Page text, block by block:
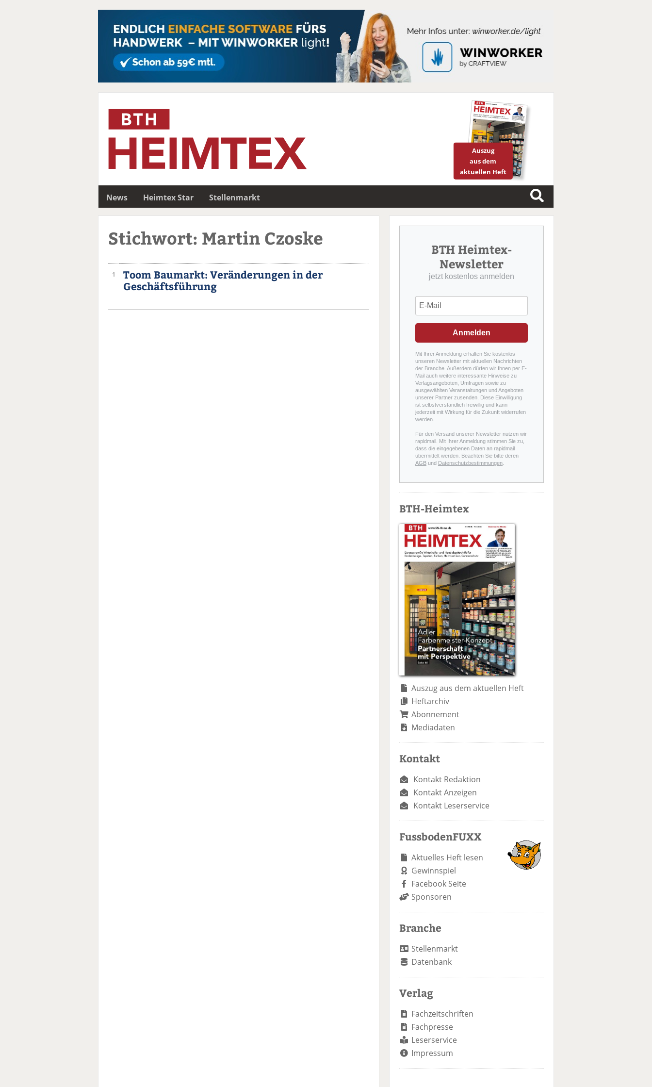
Auszug
aus dem
aktuellen Heft
News Heimtex Star
Stellenmarkt
S
u
c
Stichwort: Martin Czoske
1
Toom Baumarkt: Veränderungen in der
Geschäftsführung
BTH Heimtex-
Newsletter
jetzt kostenlos anmelden
Anmelden
Mit Ihrer Anmeldung erhalten Sie kostenlos
unseren Newsletter mit aktuellen Nachrichten
der Branche. Außerdem dürfen wir Ihnen per E-
Mail auch weitere interessante Hinweise zu
Verlagsangeboten, Umfragen sowie zu
ausgewählten Veranstaltungen und Angeboten
unserer Partner zusenden. Diese Einwilligung
ist selbstverständlich freiwillig und kann
jederzeit mit Wirkung für die Zukunft widerrufen
werden.
Für den Versand unserer Newsletter nutzen wir
rapidmail. Mit Ihrer Anmeldung stimmen Sie zu,
dass die eingegebenen Daten an rapidmail
übermittelt werden. Beachten Sie bitte deren
AGB und Datenschutzbestimmungen
BTH-Heimtex
Auszug aus dem aktuellen Heft
Heftarchiv
Abonnement
Mediadaten
Kontakt
Kontakt Redaktion
Kontakt Anzeigen
Kontakt Leserservice
FussbodenFUXX
Aktuelles Heft lesen
Gewinnspiel
Facebook Seite
Sponsoren
Branche
Stellenmarkt
Datenbank
Verlag
Fachzeitschriften
Fachpresse
Leserservice
Impressum